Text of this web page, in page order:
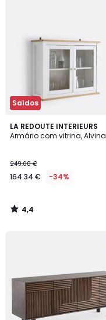
Saldos
LA REDOUTE INTERIEURS
Armário com vitrina, Alvina
249.00 €
164.34 € -34%
4,4
/ 5
4,4
/